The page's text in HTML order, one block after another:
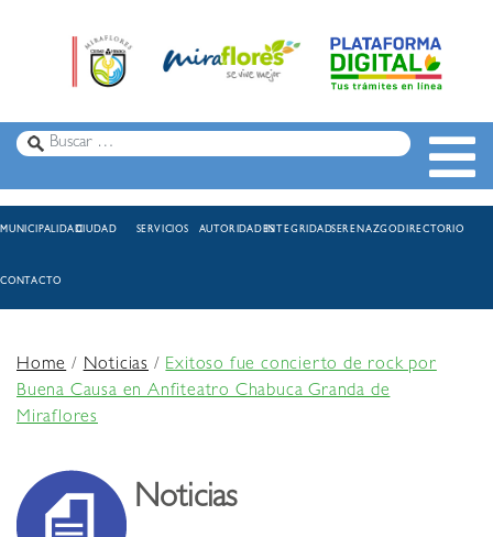
MUNICIPALIDADCIUDAD SERVICIOS AUTORIDADESINTEGRIDADSERENAZGODIRECTORIO
CONTACTO
Home/Noticias /Exitoso fue concierto de rock por
Buena Causa en Anfiteatro Chabuca Granda de
Miraflores
Noticias